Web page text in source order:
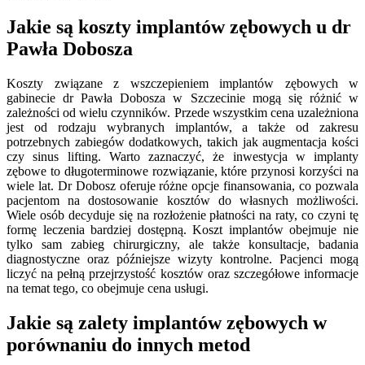
Jakie są koszty implantów zębowych u dr
Pawła Dobosza
Koszty związane z wszczepieniem implantów zębowych w
gabinecie dr Pawła Dobosza w Szczecinie mogą się różnić w
zależności od wielu czynników. Przede wszystkim cena uzależniona
jest od rodzaju wybranych implantów, a także od zakresu
potrzebnych zabiegów dodatkowych, takich jak augmentacja kości
czy sinus lifting. Warto zaznaczyć, że inwestycja w implanty
zębowe to długoterminowe rozwiązanie, które przynosi korzyści na
wiele lat. Dr Dobosz oferuje różne opcje finansowania, co pozwala
pacjentom na dostosowanie kosztów do własnych możliwości.
Wiele osób decyduje się na rozłożenie płatności na raty, co czyni tę
formę leczenia bardziej dostępną. Koszt implantów obejmuje nie
tylko sam zabieg chirurgiczny, ale także konsultacje, badania
diagnostyczne oraz późniejsze wizyty kontrolne. Pacjenci mogą
liczyć na pełną przejrzystość kosztów oraz szczegółowe informacje
na temat tego, co obejmuje cena usługi.
Jakie są zalety implantów zębowych w
porównaniu do innych metod